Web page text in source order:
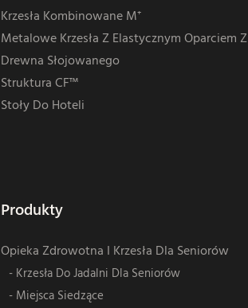
Krzesła Kombinowane M⁺
Metalowe Krzesła Z Elastycznym Oparciem Z
Drewna Słojowanego
Struktura CF™
Stoły Do ​​hoteli
Produkty
Opieka Zdrowotna I Krzesła Dla Seniorów
- Krzesła Do Jadalni Dla Seniorów
- Miejsca Siedzące